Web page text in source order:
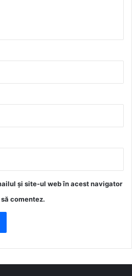
și site-ul web în acest navigator
comentez.